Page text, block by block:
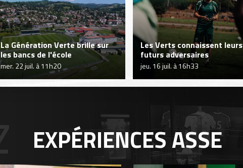
La Génération Verte brille sur
les bancs de l'école
mer. 22 juil. à 11h20
Les Verts connaissent leurs
futurs adversaires
jeu. 16 juil. à 16h33
EXPÉRIENCESASSE